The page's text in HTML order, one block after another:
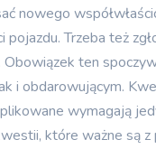
nowego
pojazdu. Trzeba też
Obowiązek ten
i obdarowującym.
wymagają
które ważne są z